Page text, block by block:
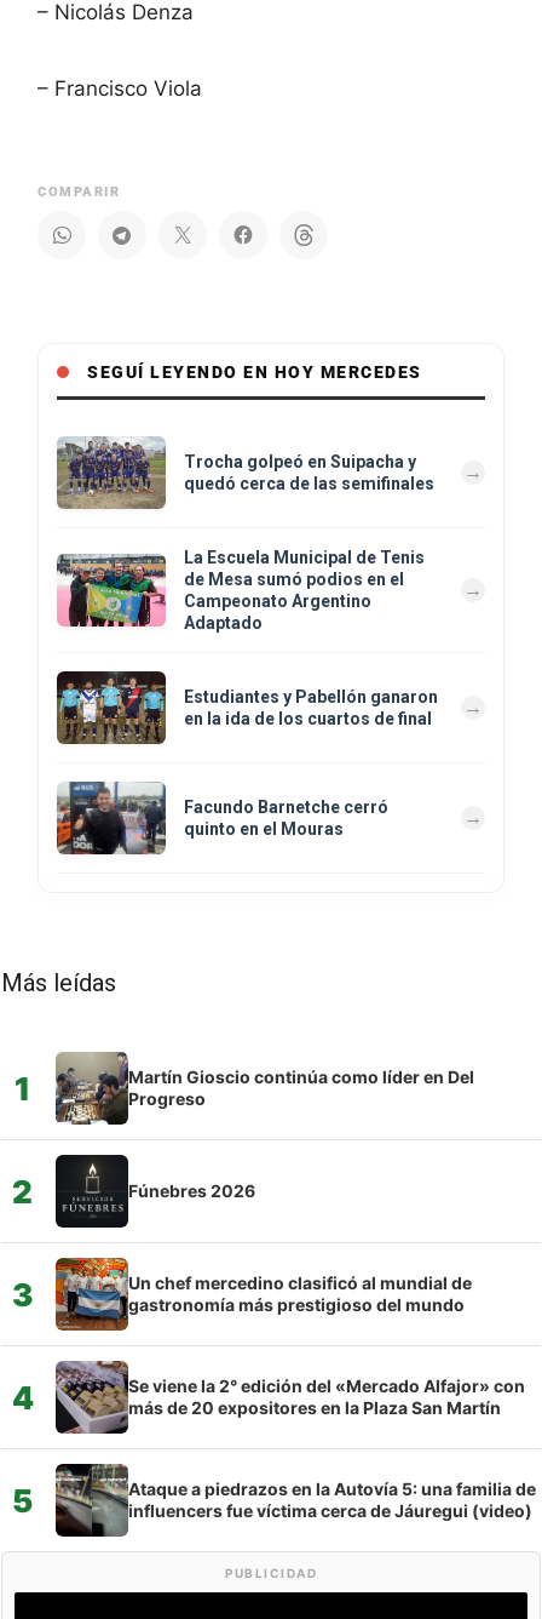
– Nicolás Denza
– Francisco Viola
COMPARIR
SEGUÍ LEYENDO EN HOY MERCEDES
Trocha golpeó en Suipacha y
quedó cerca de las semifinales
La Escuela Municipal de Tenis
de Mesa sumó podios en el
Campeonato Argentino
Adaptado
Estudiantes y Pabellón ganaron
en la ida de los cuartos de final
Facundo Barnetche cerró
quinto en el Mouras
Más leídas
1
Martín Gioscio continúa como líder en Del
Progreso
2 Fúnebres 2026
3
Un chef mercedino clasificó al mundial de
gastronomía más prestigioso del mundo
4
Se viene la 2° edición del «Mercado Alfajor» con
más de 20 expositores en la Plaza San Martín
5
Ataque a piedrazos en la Autovía 5: una familia de
influencers fue víctima cerca de Jáuregui (video)
PUBLICIDAD